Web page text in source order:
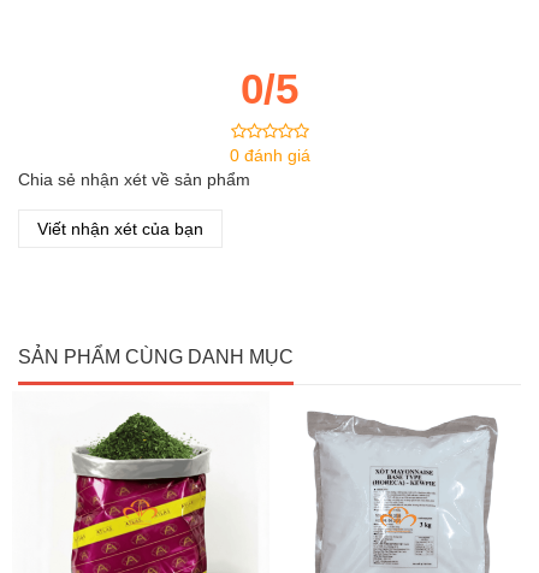
0/5
0 đánh giá
Chia sẻ nhận xét về sản phẩm
Viết nhận xét của bạn
SẢN PHẨM CÙNG DANH MỤC